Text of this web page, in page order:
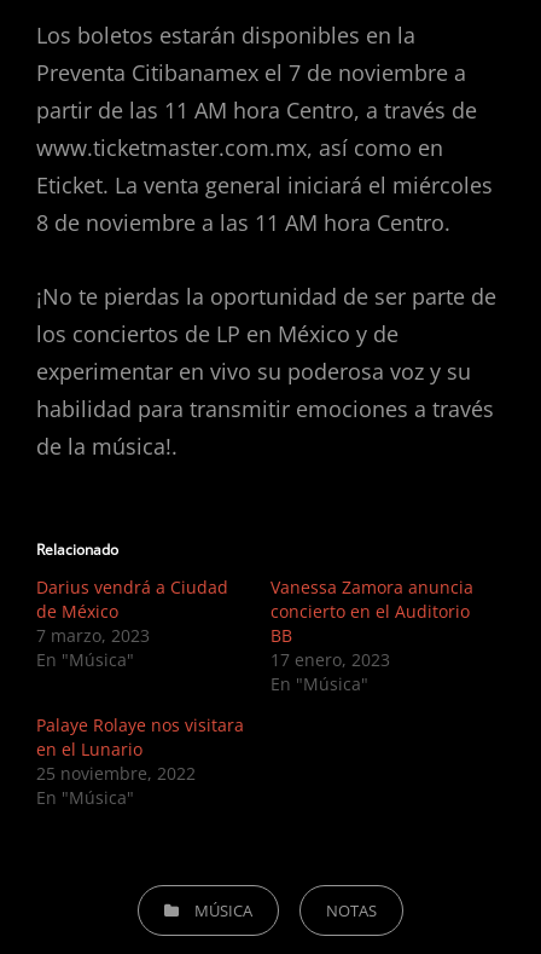
Los boletos estarán disponibles en la
Preventa Citibanamex el 7 de noviembre a
partir de las 11 AM hora Centro, a través de
www.ticketmaster.com.mx, así como en
Eticket. La venta general iniciará el miércoles
8 de noviembre a las 11 AM hora Centro.
¡No te pierdas la oportunidad de ser parte de
los conciertos de LP en México y de
experimentar en vivo su poderosa voz y su
habilidad para transmitir emociones a través
de la música!.
Relacionado
Darius vendrá a Ciudad
de México
7 marzo, 2023
En "Música"
Vanessa Zamora anuncia
concierto en el Auditorio
BB
17 enero, 2023
En "Música"
Palaye Rolaye nos visitara
en el Lunario
25 noviembre, 2022
En "Música"
CATEGORIESMÚSICA NOTAS